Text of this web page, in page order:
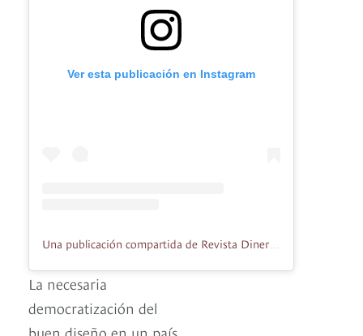
Ver esta publicación en Instagram
La necesaria
democratización del
buen diseño en un país